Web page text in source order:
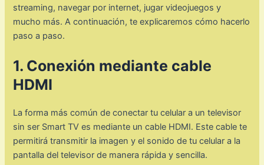
streaming, navegar por internet, jugar videojuegos y
mucho más. A continuación, te explicaremos cómo hacerlo
paso a paso.
1. Conexión mediante cable
HDMI
La forma más común de conectar tu celular a un televisor
sin ser Smart TV es mediante un cable HDMI. Este cable te
permitirá transmitir la imagen y el sonido de tu celular a la
pantalla del televisor de manera rápida y sencilla.